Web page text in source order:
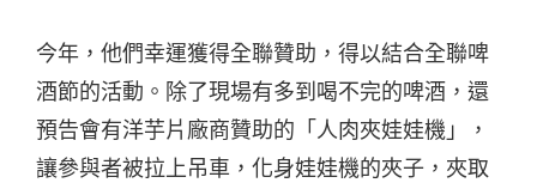
今年，他們幸運獲得全聯贊助，得以結合全聯啤
酒節的活動。除了現場有多到喝不完的啤酒，還
預告會有洋芋片廠商贊助的「人肉夾娃娃機」，
讓參與者被拉上吊車，化身娃娃機的夾子，夾取